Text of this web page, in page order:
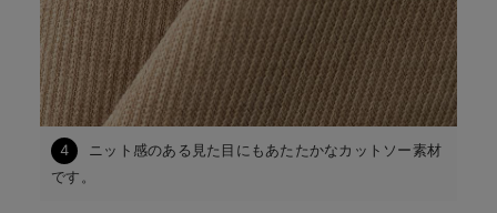
4
ニット感のある見た目にもあたたかなカットソー素材
です。